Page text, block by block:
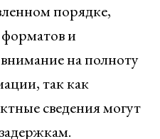
порядке,
и
на полноту
так как
сведения могут